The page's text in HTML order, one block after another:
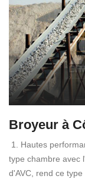
Broyeur à
1. Hautes
type chambre avec
d'AVC, rend ce